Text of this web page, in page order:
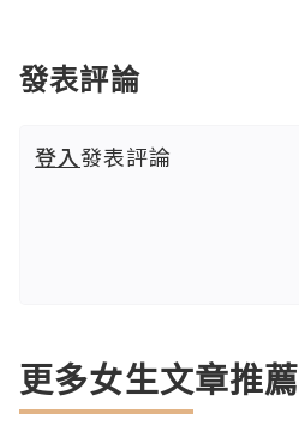
發表評論
登入發表評論
更多女生文章推薦